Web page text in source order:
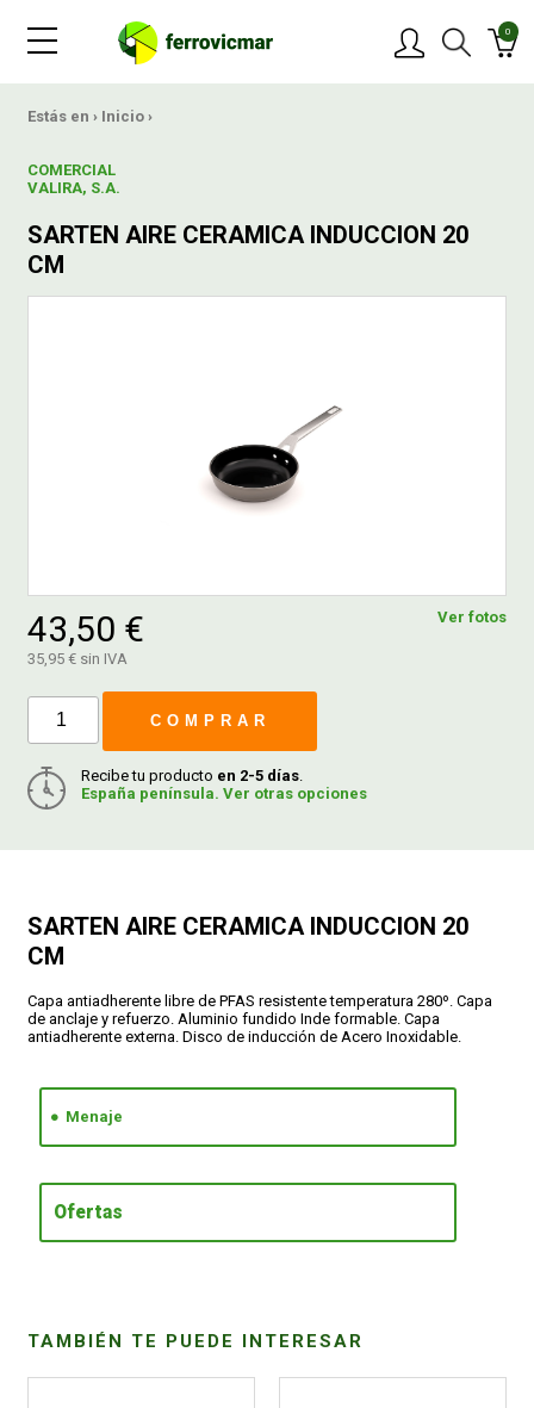
0
Estás en › Inicio ›
COMERCIAL
VALIRA, S.A.
SARTEN AIRE CERAMICA INDUCCION 20
CM
Ver fotos
43,50 €
35,95 € sin IVA
COMPRAR
Recibe tu producto en 2-5 días.
España península. Ver otras opciones
SARTEN AIRE CERAMICA INDUCCION 20
CM
Capa antiadherente libre de PFAS resistente temperatura 280º. Capa
de anclaje y refuerzo. Aluminio fundido Inde formable. Capa
antiadherente externa. Disco de inducción de Acero Inoxidable.
Menaje
Ofertas
TAMBIÉN TE PUEDE INTERESAR
CONTACTAR
FERROVICMAR
DESPIECE
CATÁLOGOS